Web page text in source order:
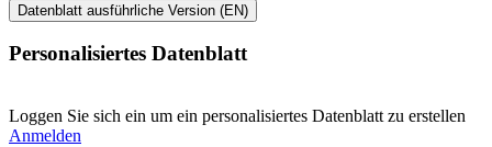
Datenblatt ausführliche Version (EN)
Personalisiertes Datenblatt
Loggen Sie sich ein um ein personalisiertes Datenblatt zu erstellen
Anmelden